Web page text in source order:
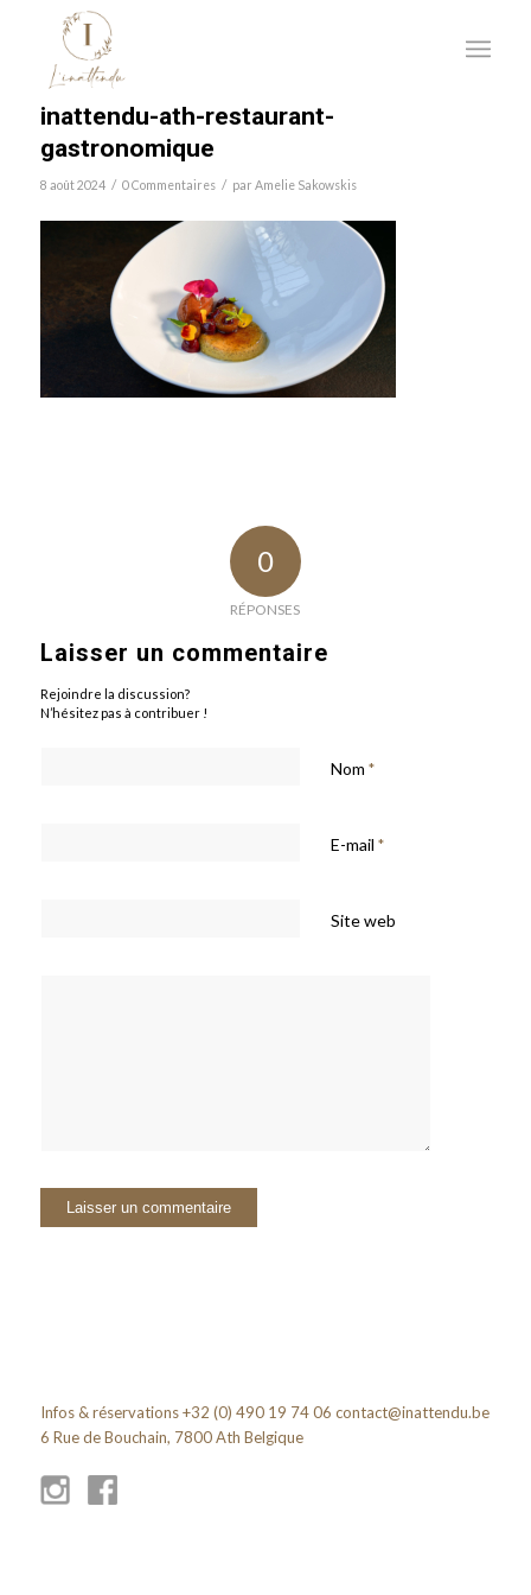
inattendu-ath-restaurant-
gastronomique
8 août 2024 / 0 Commentaires / par Amelie Sakowskis
0
RÉPONSES
Laisser un commentaire
Rejoindre la discussion?
N’hésitez pas à contribuer !
Nom *
E-mail *
Site web
Infos & réservations +32 (0) 490 19 74 06 contact@inattendu.be
6 Rue de Bouchain, 7800 Ath Belgique